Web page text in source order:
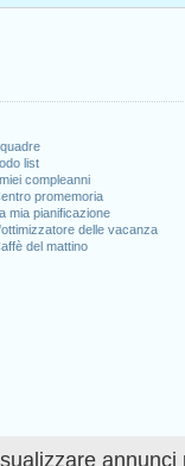
list
compleanni
promemoria
mia pianificazione
delle vacanza
del mattino